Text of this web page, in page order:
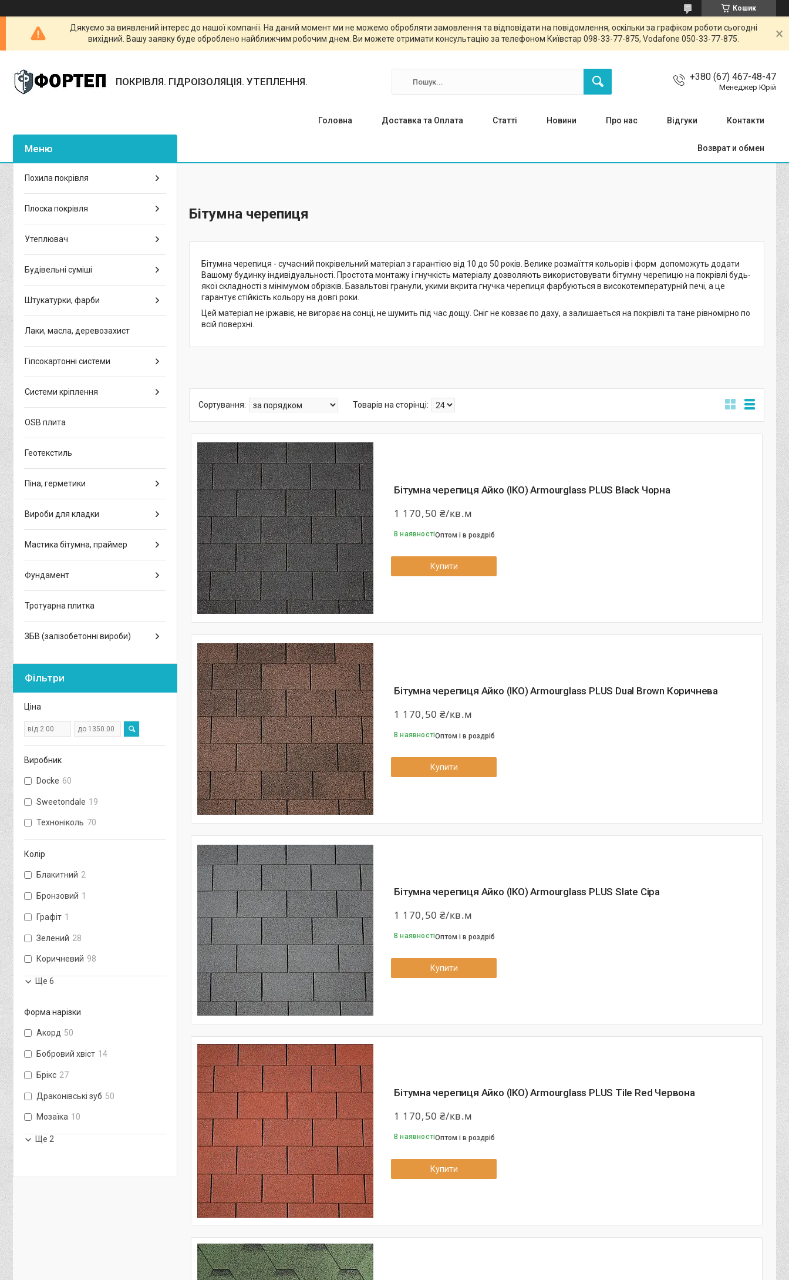
Кошик
Дякуємо за виявлений інтерес до нашої компанії. На даний момент ми не можемо обробляти замовлення та відповідати на повідомлення, оскільки за графіком роботи сьогодні
вихідний. Вашу заявку буде оброблено найближчим робочим днем. Ви можете отримати консультацію за телефоном Київстар 098-33-77-875, Vodafone 050-33-77-875.
ПОКРІВЛЯ. ГІДРОІЗОЛЯЦІЯ. УТЕПЛЕННЯ. +380 (67) 467-48-47
Менеджер Юрій
Головна Доставка та Оплата Статті Новини Про нас Відгуки Контакти
Возврат и обмен
Бітумна черепиця
Бітумна черепиця - сучасний покрівельний матеріал з гарантією від 10 до 50 років. Велике розмаїття кольорів і форм допоможуть додати
Вашому будинку індивідуальності. Простота монтажу і гнучкість матеріалу дозволяють використовувати бітумну черепицю на покрівлі будь-
якої складності з мінімумом обрізків. Базальтові гранули, укими вкрита гнучка черепиця фарбуються в високотемпературній печі, а це
гарантує стійкість кольору на довгі роки.
Цей матеріал не іржавіє, не вигорає на сонці, не шумить під час дощу. Сніг не ковзає по даху, а залишаеться на покрівлі та тане рівномірно по
всій поверхні.
Бітумна черепиця Айко (IKO) Armourglass PLUS Black Чорна
1 170,50 ₴/кв.м
В наявностіОптом і в роздріб
Купити
Бітумна черепиця Айко (IKO) Armourglass PLUS Dual Brown Коричнева
1 170,50 ₴/кв.м
В наявностіОптом і в роздріб
Купити
Бітумна черепиця Айко (IKO) Armourglass PLUS Slate Сіра
1 170,50 ₴/кв.м
В наявностіОптом і в роздріб
Купити
Бітумна черепиця Айко (IKO) Armourglass PLUS Tile Red Червона
1 170,50 ₴/кв.м
В наявностіОптом і в роздріб
Купити
Похила покрівля
Плоска покрівля
Утеплювач
Будівельні суміші
Штукатурки, фарби
Лаки, масла, деревозахист
Гіпсокартонні системи
Системи кріплення
OSB плита
Геотекстиль
Піна, герметики
Вироби для кладки
Мастика бітумна, праймер
Фундамент
Тротуарна плитка
ЗБВ (залізобетонні вироби)
Фільтри
Ціна
Виробник
Docke 60
Sweetondale 19
Техноніколь 70
Колір
Блакитний 2
Бронзовий 1
Графіт 1
Зелений 28
Коричневий 98
Ще 6
Форма нарізки
Акорд 50
Бобровий хвіст 14
Брікс 27
Драконівські зуб 50
Мозаїка 10
Ще 2